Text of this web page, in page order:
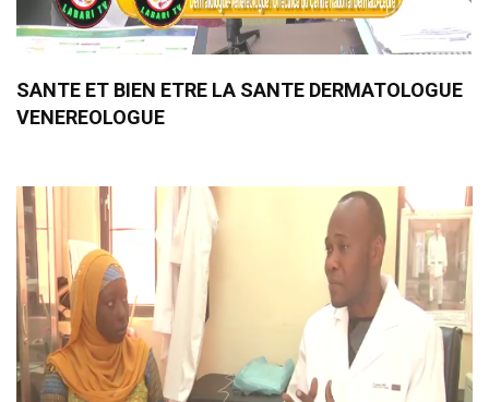
SANTE ET BIEN ETRE LA SANTE DERMATOLOGUE
VENEREOLOGUE